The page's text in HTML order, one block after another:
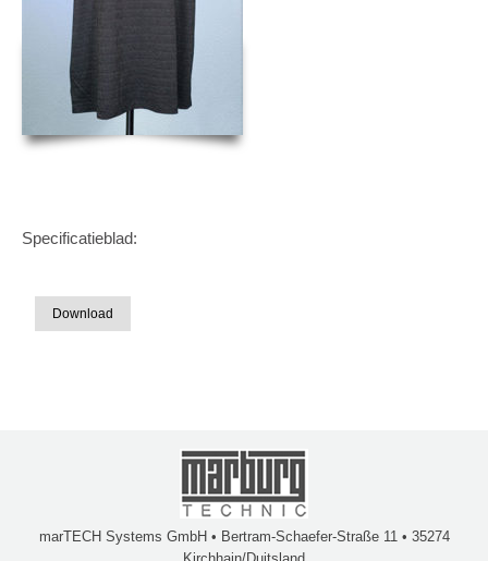
Specificatieblad:
Download
marTECH Systems GmbH • Bertram-Schaefer-Straße 11 • 35274